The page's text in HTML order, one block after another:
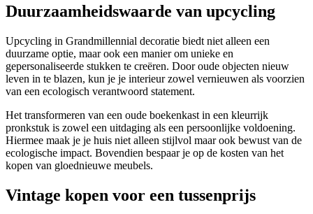
Duurzaamheidswaarde van upcycling
Upcycling in Grandmillennial decoratie biedt niet alleen een
duurzame optie, maar ook een manier om unieke en
gepersonaliseerde stukken te creëren. Door oude objecten nieuw
leven in te blazen, kun je je interieur zowel vernieuwen als voorzien
van een ecologisch verantwoord statement.
Het transformeren van een oude boekenkast in een kleurrijk
pronkstuk is zowel een uitdaging als een persoonlijke voldoening.
Hiermee maak je je huis niet alleen stijlvol maar ook bewust van de
ecologische impact. Bovendien bespaar je op de kosten van het
kopen van gloednieuwe meubels.
Vintage kopen voor een tussenprijs